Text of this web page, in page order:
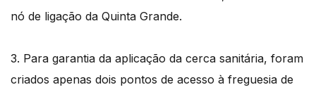
nó de ligação da Quinta Grande.
3. Para garantia da aplicação da cerca sanitária, foram
criados apenas dois pontos de acesso à freguesia de